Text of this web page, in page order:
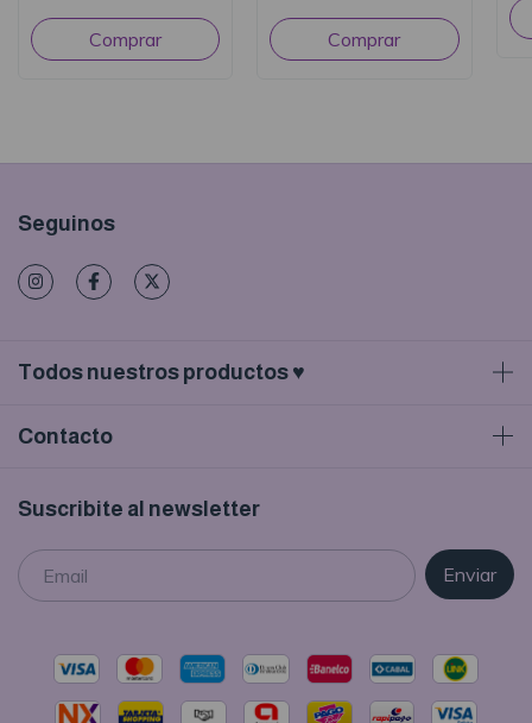
Seguinos
Todos nuestros productos ♥
Contacto
Suscribite al newsletter